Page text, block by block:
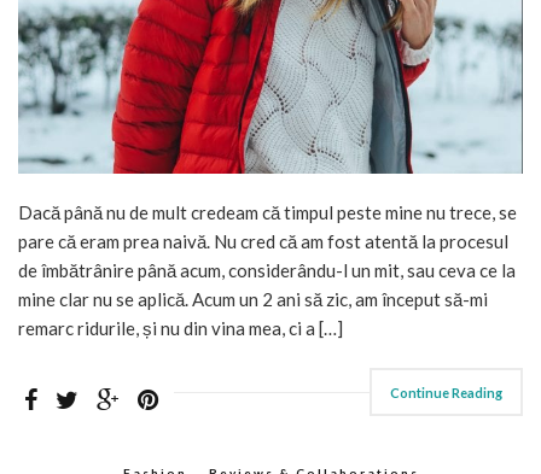
Dacă până nu de mult credeam că timpul peste mine nu trece, se
pare că eram prea naivă. Nu cred că am fost atentă la procesul
de îmbătrânire până acum, considerându-l un mit, sau ceva ce la
mine clar nu se aplică. Acum un 2 ani să zic, am început să-mi
remarc ridurile, și nu din vina mea, ci a […]
Continue Reading